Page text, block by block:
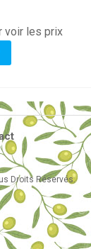
voir les prix
Droits Réservés.